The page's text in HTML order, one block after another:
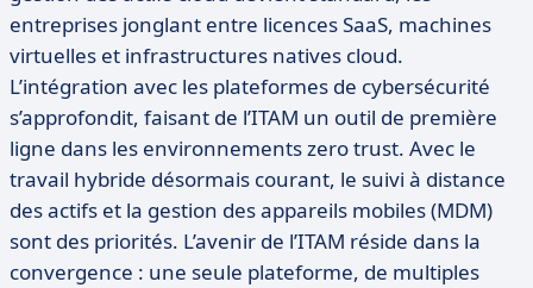
entreprises jonglant entre licences SaaS, machines
virtuelles et infrastructures natives cloud.
L’intégration avec les plateformes de cybersécurité
s’approfondit, faisant de l’ITAM un outil de première
ligne dans les environnements zero trust. Avec le
travail hybride désormais courant, le suivi à distance
des actifs et la gestion des appareils mobiles (MDM)
sont des priorités. L’avenir de l’ITAM réside dans la
convergence : une seule plateforme, de multiples